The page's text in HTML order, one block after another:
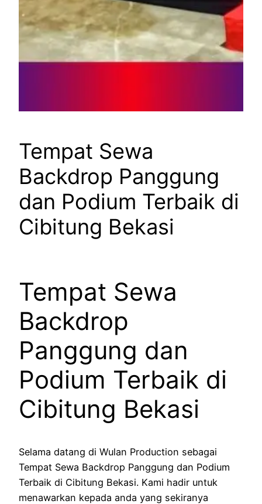
Tempat Sewa
Backdrop Panggung
dan Podium Terbaik di
Cibitung Bekasi
Tempat Sewa
Backdrop
Panggung dan
Podium Terbaik di
Cibitung Bekasi
Selama datang di Wulan Production sebagai
Tempat Sewa Backdrop Panggung dan Podium
Terbaik di Cibitung Bekasi. Kami hadir untuk
menawarkan kepada anda yang sekiranya